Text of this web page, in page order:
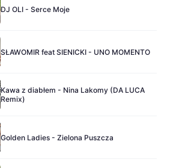
DJ OLI - Serce Moje
SŁAWOMIR feat SIENICKI - UNO MOMENTO
Kawa z diabłem - Nina Lakomy (DA LUCA
Remix)
Golden Ladies - Zielona Puszcza